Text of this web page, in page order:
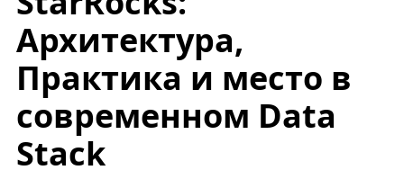
Архитектура,
Практика и место в
современном Data
Stack